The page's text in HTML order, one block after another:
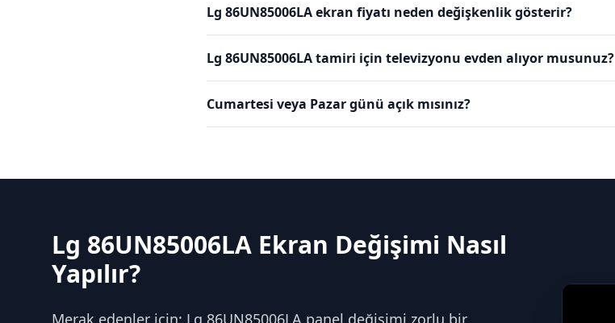
Lg 86UN85006LA ekran fiyatı neden değişkenlik gösterir?
Lg 86UN85006LA tamiri için televizyonu evden alıyor musunuz?
Cumartesi veya Pazar günü açık mısınız?
Lg 86UN85006LA Ekran Değişimi Nasıl
Yapılır?
Merak edenler için: Lg 86UN85006LA panel değişimi zorlu bir